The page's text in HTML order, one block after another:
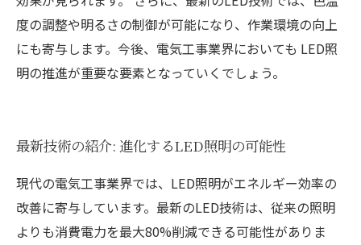
度の調整や明るさの制御が可能になり、作業環境の向上
にも寄与します。今後、電気工事業界においても LED照
明の推進が重要な要素となっていくでしょう。
最新技術の紹介: 進化するLED照明の可能性
現代の電気工事業界では、LED照明がエネルギー効率の
改善に寄与しています。最新のLED技術は、従来の照明
よりも消費電力を最大80%削減できる可能性がありま